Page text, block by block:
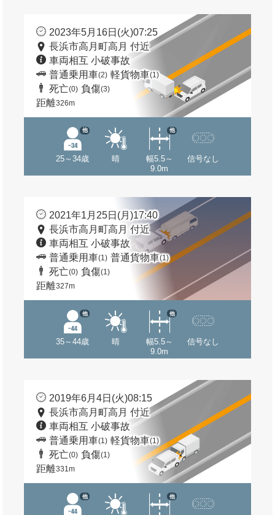
2023年5月16日(火)07:25
長浜市高月町高月 付近
車両相互 小破事故
普通乗用車(2) 軽貨物車(1)
死亡(0) 負傷(3)
距離326m
25～34歳
他
晴
幅5.5～
9.0m
他
信号なし
2021年1月25日(月)17:40
長浜市高月町高月 付近
車両相互 小破事故
普通乗用車(1) 普通貨物車(1)
死亡(0) 負傷(1)
距離327m
35～44歳
他
晴
幅5.5～
9.0m
他
信号なし
2019年6月4日(火)08:15
長浜市高月町高月 付近
車両相互 小破事故
普通乗用車(1) 軽貨物車(1)
死亡(0) 負傷(1)
距離331m
他 他